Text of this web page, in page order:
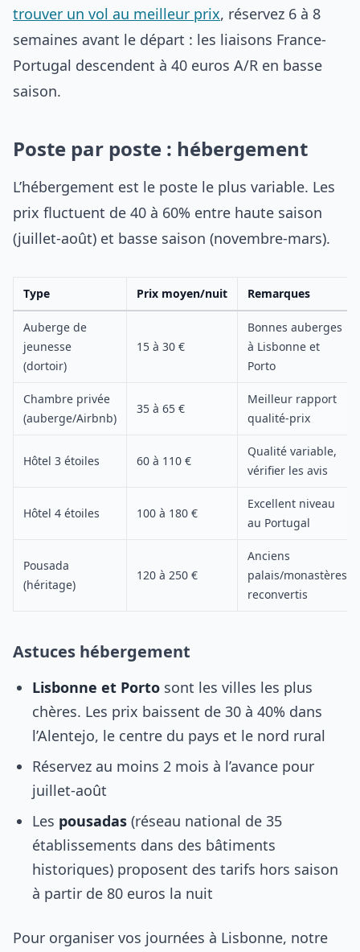
trouver un vol au meilleur prix, réservez 6 à 8
semaines avant le départ : les liaisons France-
Portugal descendent à 40 euros A/R en basse
saison.
Poste par poste : hébergement
L’hébergement est le poste le plus variable. Les
prix fluctuent de 40 à 60% entre haute saison
(juillet-août) et basse saison (novembre-mars).
Type Prix moyen/nuit Remarques
Auberge de
jeunesse
(dortoir)
15 à 30 €
Bonnes auberges
à Lisbonne et
Porto
Chambre privée
(auberge/Airbnb)
35 à 65 €
Meilleur rapport
qualité-prix
Hôtel 3 étoiles 60 à 110 €
Qualité variable,
vérifier les avis
Hôtel 4 étoiles 100 à 180 €
Excellent niveau
au Portugal
Pousada
(héritage)
120 à 250 €
Anciens
palais/monastères
reconvertis
Astuces hébergement
Lisbonne et Porto sont les villes les plus
chères. Les prix baissent de 30 à 40% dans
l’Alentejo, le centre du pays et le nord rural
Réservez au moins 2 mois à l’avance pour
juillet-août
Les pousadas (réseau national de 35
établissements dans des bâtiments
historiques) proposent des tarifs hors saison
à partir de 80 euros la nuit
Pour organiser vos journées à Lisbonne, notre